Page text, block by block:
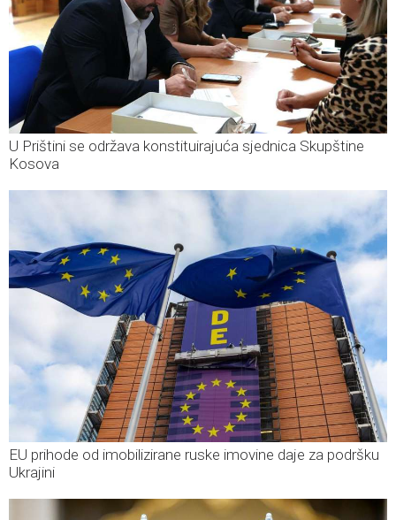
U Prištini se održava konstituirajuća sjednica Skupštine
Kosova
EU prihode od imobilizirane ruske imovine daje za podršku
Ukrajini